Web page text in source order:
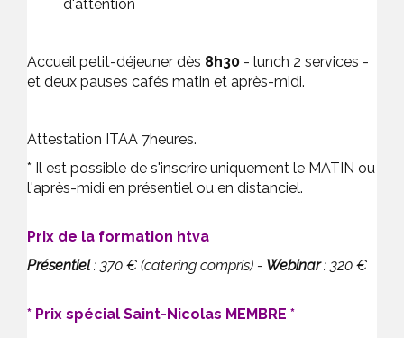
d'attention
Accueil petit-déjeuner dès 8h30 - lunch 2 services -
et deux pauses cafés matin et après-midi.
Attestation ITAA 7heures.
* Il est possible de s'inscrire uniquement le MATIN ou
l'après-midi en présentiel ou en distanciel.
Prix de la formation htva
Présentiel: 370 € (catering compris) - Webinar: 320 €
* Prix spécial Saint-Nicolas MEMBRE *